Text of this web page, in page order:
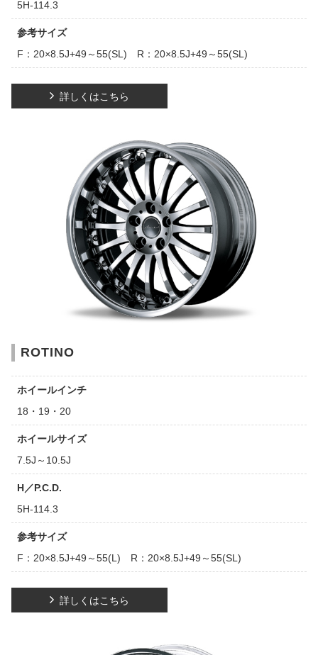
5H-114.3
参考サイズ
F：20×8.5J+49～55(SL) R：20×8.5J+49～55(SL)
詳しくはこちら
ROTINO
ホイールインチ
18・19・20
ホイールサイズ
7.5J～10.5J
H／P.C.D.
5H-114.3
参考サイズ
F：20×8.5J+49～55(L) R：20×8.5J+49～55(SL)
詳しくはこちら